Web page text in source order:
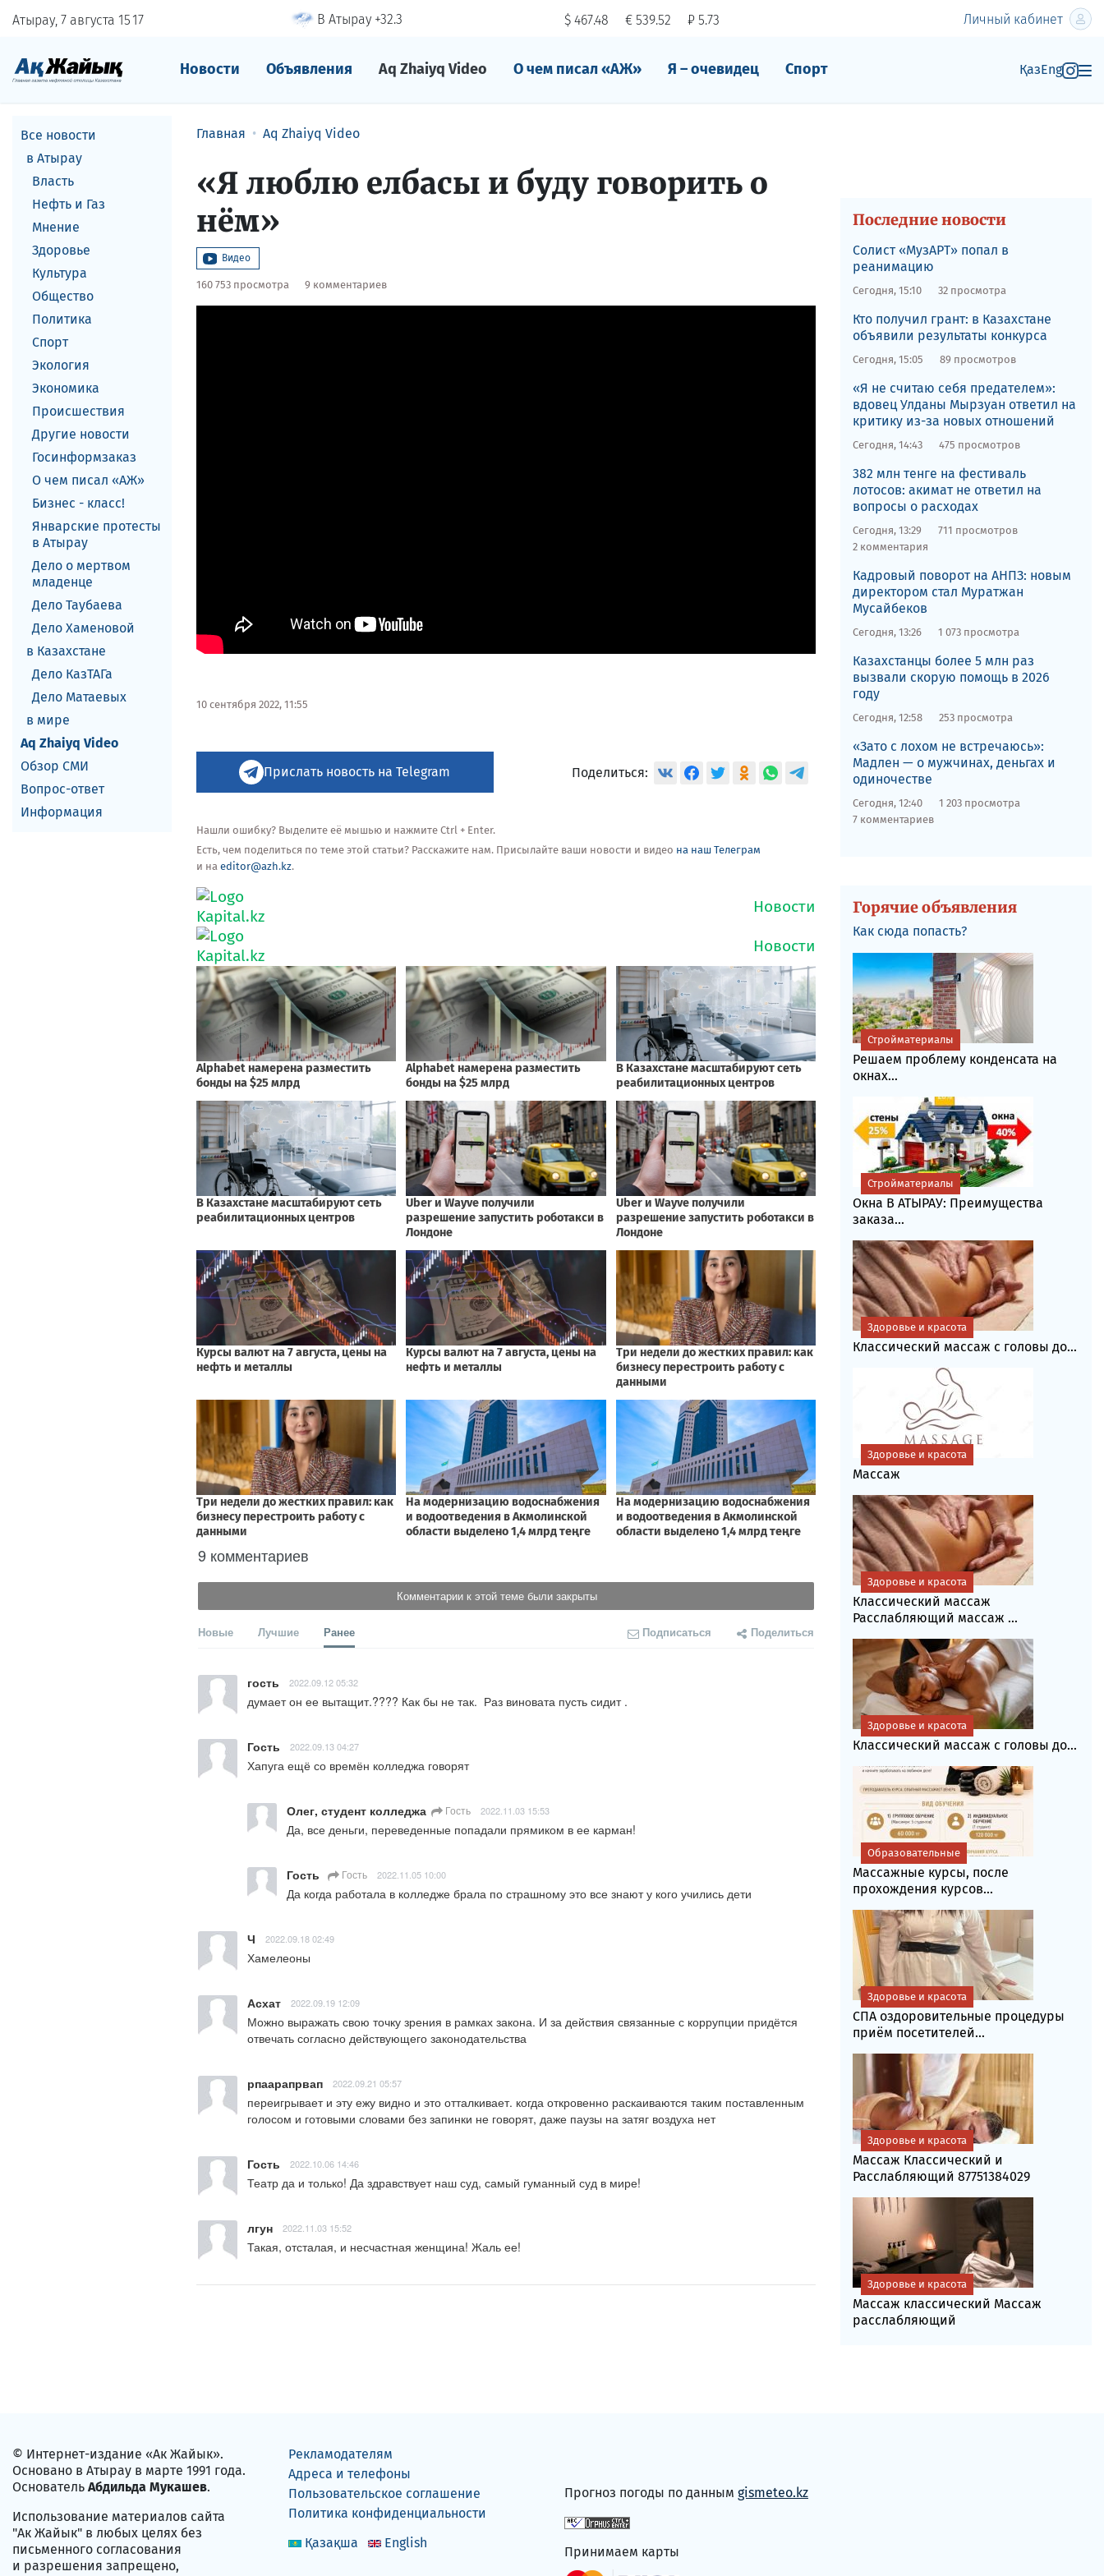
Атырау, 7 августа 1517 В Атырау +32.3 $ 467.48 € 539.52 ₽ 5.73 Личный кабинет
Новости Объявления Aq Zhaiyq Video О чем писал «АЖ» Я – очевидец Спорт ҚазEng
Все новости
в Атырау
Власть
Нефть и Газ
Мнение
Здоровье
Культура
Общество
Политика
Спорт
Экология
Экономика
Происшествия
Другие новости
Госинформзаказ
О чем писал «АЖ»
Бизнес - класс!
Январские протесты
в Атырау
Дело о мертвом
младенце
Дело Таубаева
Дело Хаменовой
в Казахстане
Дело КазТАГа
Дело Матаевых
в мире
Aq Zhaiyq Video
Обзор СМИ
Вопрос-ответ
Информация
Главная Aq Zhaiyq Video
«Я люблю елбасы и буду говорить о
нём»
Видео
160 753 просмотра 9 комментариев
10 сентября 2022, 11:55
Прислать новость на Telegram Поделиться:
Нашли ошибку? Выделите её мышью и нажмите Ctrl + Enter.
Есть, чем поделиться по теме этой статьи? Расскажите нам. Присылайте ваши новости и видео на наш Телеграм
и на editor@azh.kz.
9 комментариев
Комментарии к этой теме были закрыты
Новые Лучшие Ранее Подписаться Поделиться
гость 2022.09.12 05:32
думает он ее вытащит.???? Как бы не так.  Раз виновата пусть сидит .
Гость 2022.09.13 04:27
Хапуга ещё со времён колледжа говорят
Олег, студент колледжа Гость 2022.11.03 15:53
Да, все деньги, переведенные попадали прямиком в ее карман!
Гость Гость 2022.11.05 10:00
Да когда работала в колледже брала по страшному это все знают у кого учились дети
Ч 2022.09.18 02:49
Хамелеоны
Асхат 2022.09.19 12:09
Можно выражать свою точку зрения в рамках закона. И за действия связанные с коррупции придётся
отвечать согласно действующего законодательства
рпаарапрвап 2022.09.21 05:57
переигрывает и эту ежу видно и это отталкивает. когда откровенно раскаиваются таким поставленным
голосом и готовыми словами без запинки не говорят, даже паузы на затяг воздуха нет
Гость 2022.10.06 14:46
Театр да и только! Да здравствует наш суд, самый гуманный суд в мире!
лгун 2022.11.03 15:52
Такая, отсталая, и несчастная женщина! Жаль ее!
Последние новости
Солист «МузАРТ» попал в
реанимацию
Сегодня, 15:10 32 просмотра
Кто получил грант: в Казахстане
объявили результаты конкурса
Сегодня, 15:05 89 просмотров
«Я не считаю себя предателем»:
вдовец Улданы Мырзуан ответил на
критику из-за новых отношений
Сегодня, 14:43 475 просмотров
382 млн тенге на фестиваль
лотосов: акимат не ответил на
вопросы о расходах
Сегодня, 13:29
711 просмотров
2 комментария
Кадровый поворот на АНПЗ: новым
директором стал Муратжан
Мусайбеков
Сегодня, 13:26 1 073 просмотра
Казахстанцы более 5 млн раз
вызвали скорую помощь в 2026
году
Сегодня, 12:58 253 просмотра
«Зато с лохом не встречаюсь»:
Мадлен — о мужчинах, деньгах и
одиночестве
Сегодня, 12:40
1 203 просмотра
7 комментариев
Горячие объявления
Как сюда попасть?
Решаем проблему конденсата на
окнах...
Стройматериалы
Окна В АТЫРАУ: Преимущества
заказа...
Стройматериалы
Классический массаж с головы до...
Здоровье и красота
Массаж
Здоровье и красота
Классический массаж
Расслабляющий массаж ...
Здоровье и красота
Классический массаж с головы до...
Здоровье и красота
Массажные курсы, после
прохождения курсов...
Образовательные
СПА оздоровительные процедуры
приём посетителей...
Здоровье и красота
Массаж Классический и
Расслабляющий 87751384029
Здоровье и красота
Массаж классический Массаж
расслабляющий
Здоровье и красота
© Интернет-издание «Ак Жайык».
Основано в Атырау в марте 1991 года.
Основатель Абдильда Мукашев.
Использование материалов сайта
"Ак Жайык" в любых целях без
письменного согласования
и разрешения запрещено,
Рекламодателям
Адреса и телефоны
Пользовательское соглашение
Политика конфиденциальности
Қазақша
English
Прогноз погоды по данным gismeteo.kz
Принимаем карты